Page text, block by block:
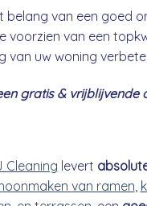
belang van een goed
voorzien van een
van uw woning
gratis & vrijblijvende
Cleaning levert
van ramen,